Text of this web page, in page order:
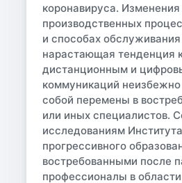
коронавируса. Изменения
производственных
и способах обслуживания
нарастающая тенденция
дистанционным и
коммуникаций неизбежно
собой перемены в
или иных специалистов.
исследованиям Института
прогрессивного
востребованными после
профессионалы в